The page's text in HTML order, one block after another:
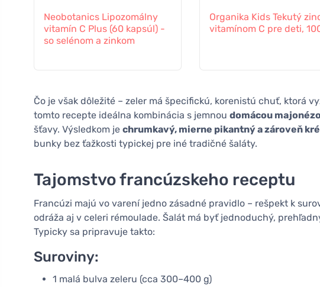
Neobotanics Lipozomálny
vitamín C Plus (60 kapsúl) -
so selénom a zinkom
Organika Kids Tekutý
vitamínom C pre deti,
Čo je však dôležité – zeler má špecifickú, korenistú chuť, ktorá
tomto recepte ideálna kombinácia s jemnou domácou
šťavy. Výsledkom je chrumkavý, mierne pikantný a zároveň
bunky bez ťažkosti typickej pre iné tradičné šaláty.
Tajomstvo francúzskeho receptu
Francúzi majú vo varení jedno zásadné pravidlo – rešpekt k
odráža aj v celeri rémoulade. Šalát má byť jednoduchý,
Typicky sa pripravuje takto:
Suroviny:
1 malá bulva zeleru (cca 300–400 g)